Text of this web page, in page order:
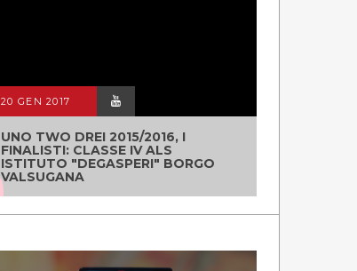
20 GEN 2017
UNO TWO DREI 2015/2016, I
FINALISTI: CLASSE IV ALS
ISTITUTO "DEGASPERI" BORGO
VALSUGANA